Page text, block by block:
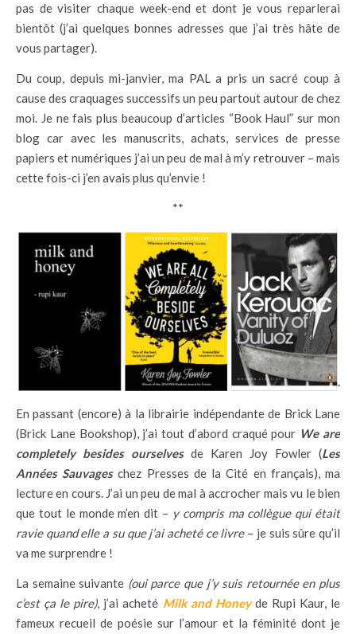
pas de visiter chaque week-end et dont je vous reparlerai
bientôt (j’ai quelques bonnes adresses que j’ai très hâte de
vous partager).
Du coup, depuis mi-janvier, ma PAL a pris un sacré coup à
cause des craquages successifs un peu partout autour de chez
moi. Je ne fais plus beaucoup d’articles “Book Haul” sur mon
blog car avec les manuscrits, achats, services de presse
papiers et numériques j’ai un peu de mal à m’y retrouver – mais
cette fois-ci j’en avais plus qu’envie !
**
En passant (encore) à la librairie indépendante de Brick Lane
(Brick Lane Bookshop), j’ai tout d’abord craqué pour We are
completely besides ourselvesde Karen Joy Fowler (Les
Années Sauvageschez Presses de la Cité en français), ma
lecture en cours. J’ai un peu de mal à accrocher mais vu le bien
que tout le monde m’en dit – y compris ma collègue qui était
ravie quand elle a su que j’ai acheté ce livre– je suis sûre qu’il
va me surprendre !
La semaine suivante (oui parce que j’y suis retournée en plus
c’est ça le pire), j’ai acheté Milk and Honeyde Rupi Kaur, le
fameux recueil de poésie sur l’amour et la féminité dont je